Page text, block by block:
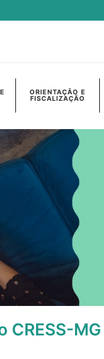
ORIENTAÇÃO E
FISCALIZAÇÃO
CRESS-MG